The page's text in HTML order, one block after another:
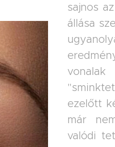
sajnos
állása
vonalak
ezelőtt
már
valódi